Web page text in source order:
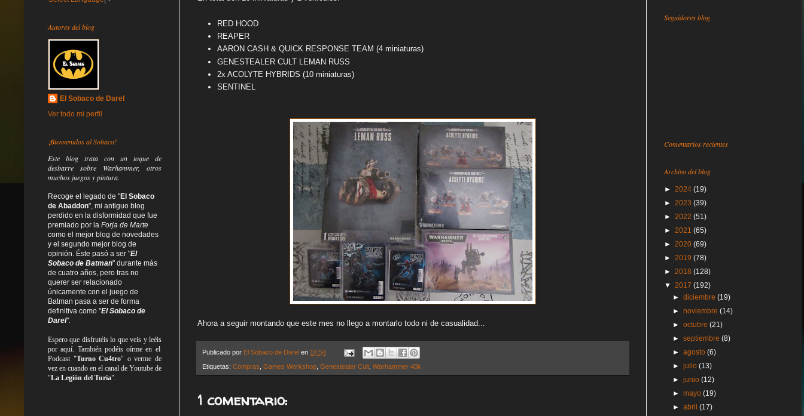
RED HOOD
REAPER
AARON CASH & QUICK RESPONSE TEAM (4 miniaturas)
GENESTEALER CULT LEMAN RUSS
2x ACOLYTE HYBRIDS (10 miniaturas)
SENTINEL
Ahora a seguir montando que este mes no llego a montarlo todo ni de casualidad...
Publicado por El Sobaco de Darel en 10:54
Etiquetas: Compras Games Workshop Genestealer Cult Warhammer 40k
1 comentario:
Autores del blog
El Sobaco de Darel
Ver todo mi perfil
¡Bienvenidos al Sobaco!
Este blog trata con un toque de
desbarre sobre Warhammer, otros
muchos juegos y pintura.
Recoge el legado de "El Sobaco
de Abaddon", mi antiguo blog
perdido en la disformidad que fue
premiado por la Forja de Marte
como el mejor blog de novedades
y el segundo mejor blog de
opinión. Éste pasó a ser "El
Sobaco de Batman" durante más
de cuatro años, pero tras no
querer ser relacionado
únicamente con el juego de
Batman pasa a ser de forma
definitiva como "El Sobaco de
Darel".
Espero que disfrutéis lo queveis yleéis
por aquí. También podéis oírme en el
Podcast "Turno Cu4tro" o verme de
vez en cuando en el canal de Youtube de
"La Legión del Turia".
Seguidores blog
Comentarios recientes
Archivo del blog
► 2024 (19)
► 2023 (39)
► 2022 (51)
► 2021 (65)
► 2020 (69)
► 2019 (78)
► 2018 (128)
▼ 2017 (192)
►diciembre(19)
►noviembre(14)
►octubre(21)
►septiembre(8)
►agosto(6)
►julio(13)
►junio(12)
►mayo(19)
►abril(17)